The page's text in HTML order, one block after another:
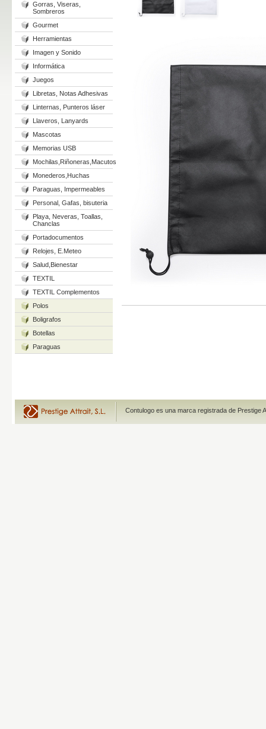
Gorras, Viseras,
Sombreros
Gourmet
Herramientas
Imagen y Sonido
Informática
Juegos
Libretas, Notas Adhesivas
Linternas, Punteros láser
Llaveros, Lanyards
Mascotas
Memorias USB
Mochilas,Riñoneras,Macutos
Monederos,Huchas
Paraguas, Impermeables
Personal, Gafas, bisuteria
Playa, Neveras, Toallas,
Chanclas
Portadocumentos
Relojes, E.Meteo
Salud,Bienestar
TEXTIL
TEXTIL Complementos
Polos
Boligrafos
Botellas
Paraguas
Contulogo es una marca registrada de